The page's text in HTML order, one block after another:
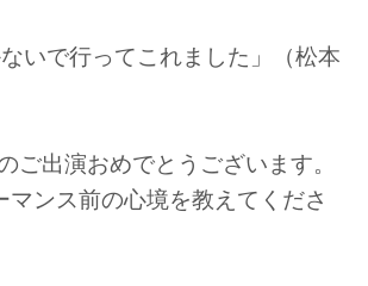
いで行ってこれました」（松本
出演おめでとうございます。
マンス前の心境を教えてくださ